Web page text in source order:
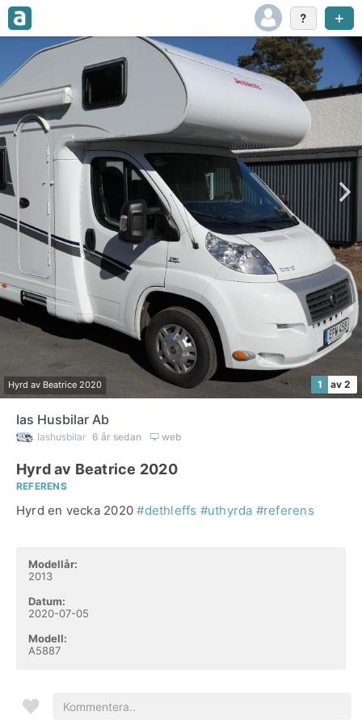
Hyrd av Beatrice 2020 1 av 2
Ias Husbilar Ab
Iashusbilar 6 år sedan web
Hyrd av Beatrice 2020
REFERENS
Hyrd en vecka 2020#dethleffs #uthyrda #referens
Modellår:
2013
Datum:
2020-07-05
Modell:
A5887